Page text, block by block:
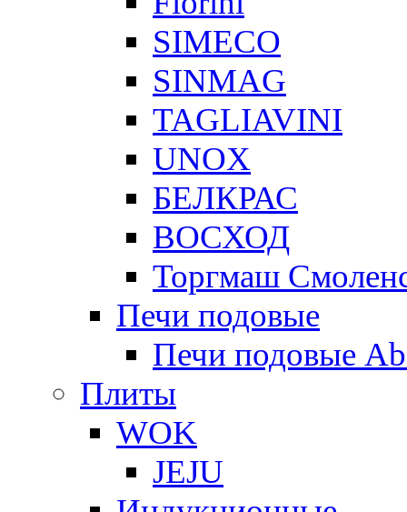
SIMECO
SINMAG
TAGLIAVINI
UNOX
БЕЛКРАС
ВОСХОД
Торгмаш
Печи подовые
Печи подовые
Плиты
WOK
JEJU